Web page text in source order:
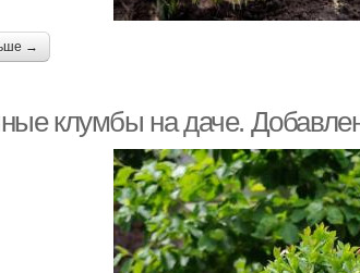
→
клумбы на даче.